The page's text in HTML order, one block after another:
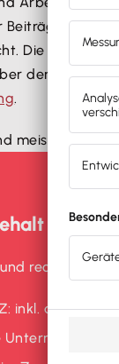
Die
der
.
meist nur
rechtssicher
inkl.